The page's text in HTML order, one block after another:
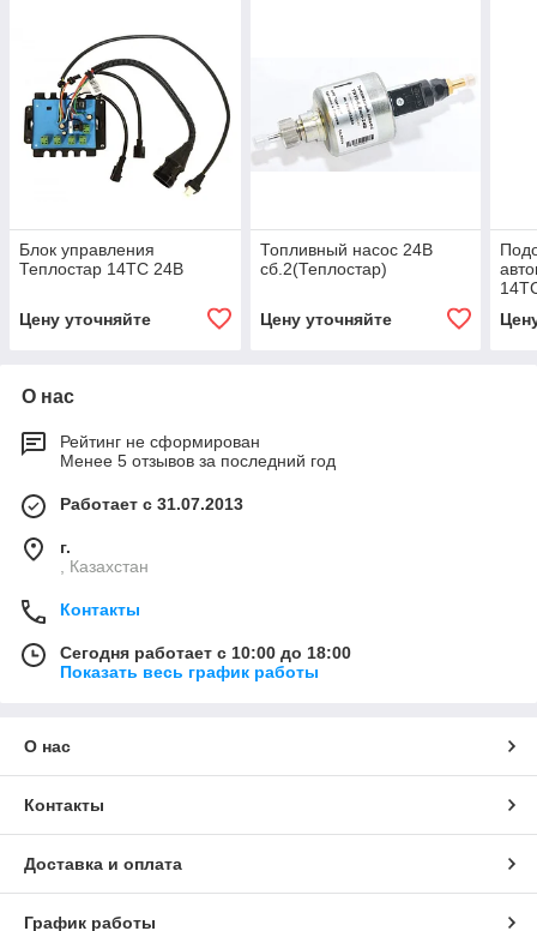
Блок управления
Теплостар 14ТС 24В
Цену уточняйте
Топливный насос 24В
сб.2(Теплостар)
Цену уточняйте
О нас
Рейтинг не сформирован
Менее 5 отзывов за последний год
Работает с 31.07.2013
г.
, Казахстан
Контакты
Сегодня работает с 10:00 до 18:00
Показать весь график работы
О нас
Контакты
Доставка и оплата
График работы